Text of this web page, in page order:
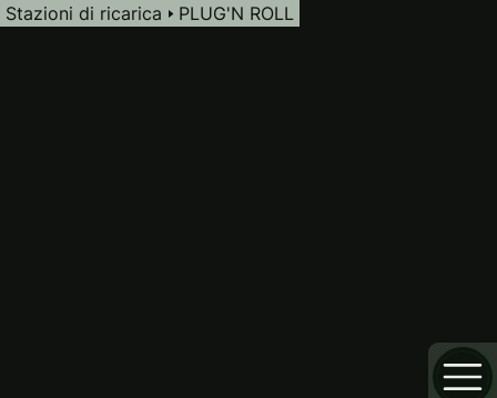
Stazioni di ricarica PLUG'N ROLL